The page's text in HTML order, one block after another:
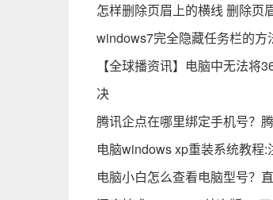
怎样删除页眉上的横线 删除页
windows7完全隐藏任务栏的
【全球播资讯】电脑中无法
决
腾讯企点在哪里绑定手机号？
电脑windows xp重装系统教程
电脑小白怎么查看电脑型号？